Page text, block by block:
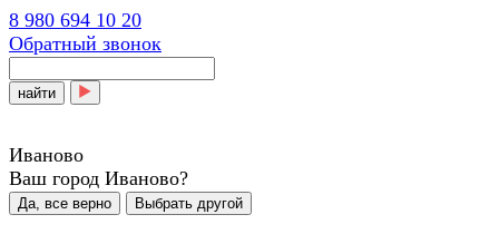
8 980 694 10 20
Обратный звонок
найти
Иваново
Ваш город Иваново?
Да, все верно Выбрать другой